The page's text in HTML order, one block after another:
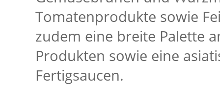
Tomatenprodukte sowie
zudem eine breite Palette
Produkten sowie eine
Fertigsaucen.